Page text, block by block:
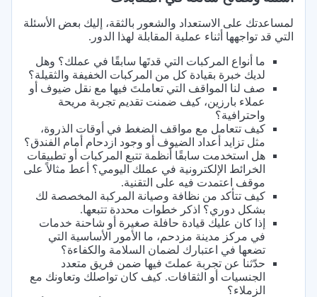
لمساعدتك على الاستعداد والشعور بالثقة، إليك بعض الأسئلة
التي قد تواجهها أثناء عملية المقابلة لهذا الدور.
ما أنواع المركبات التي قدتَها سابقًا في عملك؟ وهل
لديك خبرة بقيادة كل من المركبات الخفيفة والثقيلة؟
صف لنا المواقف التي تعاملتَ فيها مع نقل ضيوف أو
عملاء بارزين، كيف ضمنت تقديم تجربة مريحة
واحترافية؟
كيف تتعامل مع مواقف الضغط في أوقات الذروة،
مثل تزايد أعداد الضيوف أو وجود ازدحام أمام الفندق؟
هل استخدمت سابقًا أنظمة تتبع المركبات أو تطبيقات
الخرائط الإلكترونية في عملك اليومي؟ أعط مثالاً على
موقف اعتمدت فيه على التقنية.
كيف تتأكد من نظافة وصيانة المركبة المخصصة لك
بشكل دوري؟ اذكر خطوات محددة تتبعها.
إذا كان عليك قيادة حافلة صغيرة أو شاحنة خدمات
في مركز مدينة مزدحم، ما الأمور الأساسية التي
تضعها في اعتبارك لضمان السلامة والكفاءة؟
حدّثنا عن تجربة عملتَ فيها ضمن فريق متعدد
الجنسيات أو الثقافات. كيف كان تواصلك وتعاونك مع
الزملاء؟